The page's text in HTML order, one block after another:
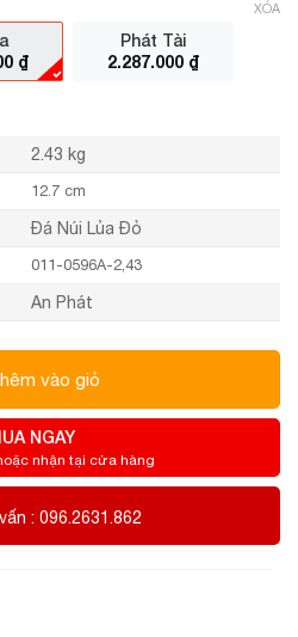
₫
Phát Tài
2.287.000 ₫
XÓA
2.43 kg
12.7 cm
Đá Núi Lủa Đỏ
011-0596A-2,43
An Phát
vào giỏ
NGAY
nhận tại cửa hàng
: 096.2631.862